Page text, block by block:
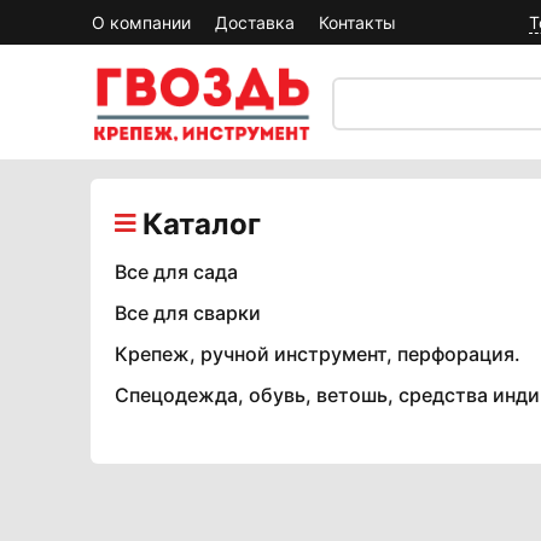
О компании Доставка Контакты
Каталог
Все для сада
Все для сварки
Крепеж, ручной инструмент, перфорация.
Спецодежда, обувь, ветошь, средства